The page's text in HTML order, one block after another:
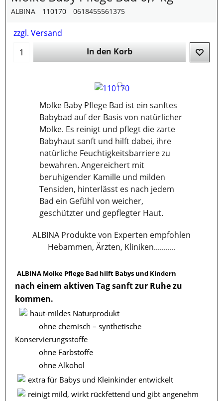
ALBINA 110170 0618455561375
zzgl. Versand
In den Korb
Molke Baby Pflege Bad ist ein sanftes
Babybad auf der Basis von natürlicher
Molke. Es reinigt und pflegt die zarte
Babyhaut sanft und hilft dabei, ihre
natürliche Feuchtigkeitsbarriere zu
bewahren. Angereichert mit
beruhigender Kamille und milden
Tensiden, hinterlässt es nach jedem
Bad ein Gefühl von weicher,
geschützter und gepflegter Haut.
ALBINA Produkte von Experten empfohlen
Hebammen, Ärzten, Kliniken...........
ALBINA Molke Pflege Bad hilft Babys und Kindern
nach einem aktiven Tag sanft zur Ruhe zu
kommen.
haut-mildes Naturprodukt
ohne chemisch – synthetische
Konservierungsstoffe
ohne Farbstoffe
ohne Alkohol
extra für Babys und Kleinkinder entwickelt
reinigt mild, wirkt rückfettend und gibt angenehm